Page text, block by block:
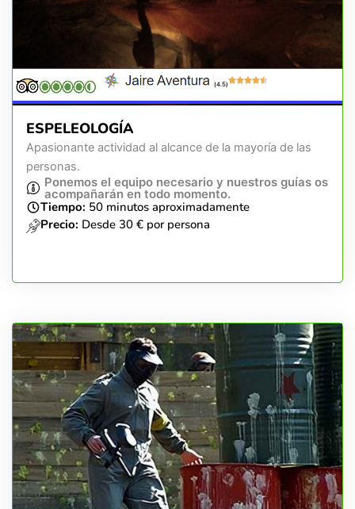
(4.5)
ESPELEOLOGÍA
Apasionante actividad al alcance de la mayoría de las
personas.
Ponemos el equipo necesario y nuestros guías os
acompañarán en todo momento.
Tiempo: 50 minutos aproximadamente
Precio: Desde 30 € por persona